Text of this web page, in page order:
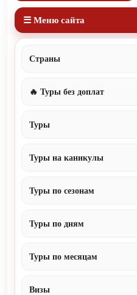
☰ Меню сайта
Страны
🔥 Туры без доплат
Туры
Туры на каникулы
Туры по сезонам
Туры по дням
Туры по месяцам
Визы